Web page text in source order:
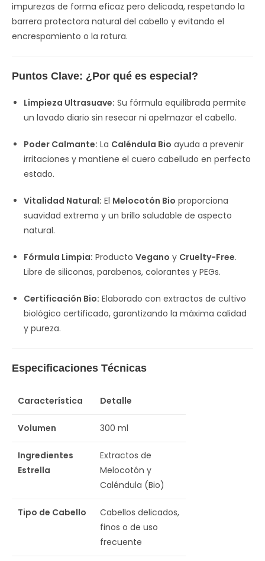
impurezas de forma eficaz pero delicada, respetando la
barrera protectora natural del cabello y evitando el
encrespamiento o la rotura.
Puntos Clave: ¿Por qué es especial?
Limpieza Ultrasuave: Su fórmula equilibrada permite
un lavado diario sin resecar ni apelmazar el cabello.
Poder Calmante: La Caléndula Bio ayuda a prevenir
irritaciones y mantiene el cuero cabelludo en perfecto
estado.
Vitalidad Natural: El Melocotón Bio proporciona
suavidad extrema y un brillo saludable de aspecto
natural.
Fórmula Limpia: Producto Vegano y Cruelty-Free.
Libre de siliconas, parabenos, colorantes y PEGs.
Certificación Bio: Elaborado con extractos de cultivo
biológico certificado, garantizando la máxima calidad
y pureza.
Especificaciones Técnicas
Característica Detalle
Volumen 300 ml
Ingredientes
Estrella
Extractos de
Melocotón y
Caléndula (Bio)
Tipo de Cabello
Cabellos delicados,
finos o de uso
frecuente